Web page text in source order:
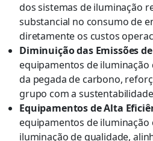
dos sistemas de iluminação
substancial no consumo de
diretamente os custos
Diminuição das Emissões de
equipamentos de
da pegada de carbono,
grupo com a
Equipamentos de Alta
equipamentos de
iluminação de qualidade,